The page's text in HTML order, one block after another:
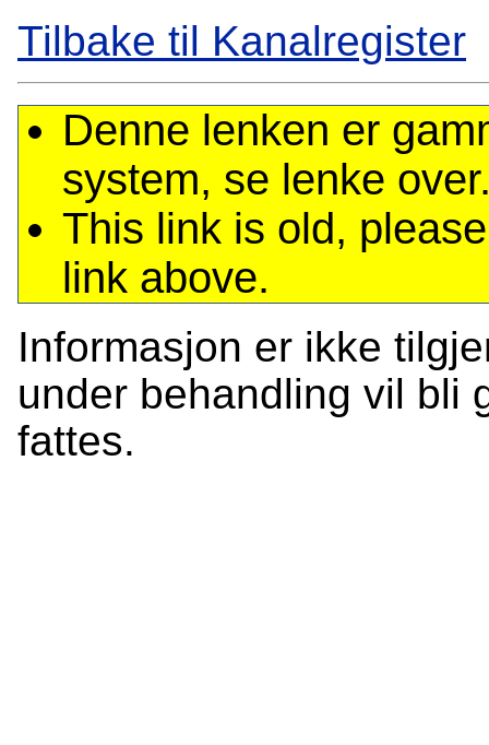
Tilbake til Kanalregister
Denne lenken er
system, se lenke
This link is old,
link above.
Informasjon er ikke
under behandling vil bli
fattes.